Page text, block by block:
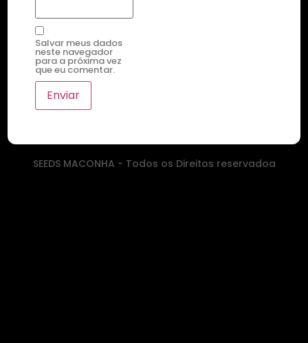
Salvar meus dados
neste navegador
para a próxima vez
que eu comentar.
SEEDS MACONHA - Todos os Direitos reservadoa